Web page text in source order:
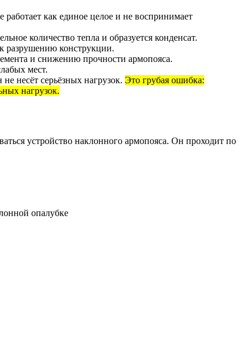
как единое целое и не воспринимает
количество тепла и образуется конденсат.
разрушению конструкции.
и снижению прочности армопояса.
мест.
несёт серьёзных нагрузок. Это грубая ошибка:
нагрузок.
устройство наклонного армопояса. Он проходит по
опалубке